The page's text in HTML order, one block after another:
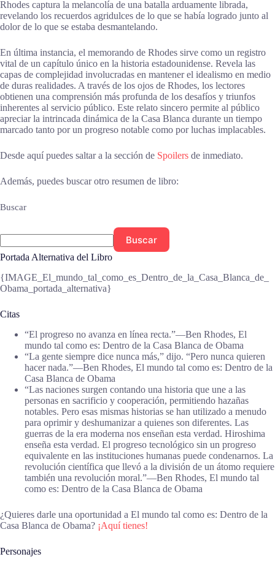
Rhodes captura la melancolía de una batalla arduamente librada,
revelando los recuerdos agridulces de lo que se había logrado junto al
dolor de lo que se estaba desmantelando.
En última instancia, el memorando de Rhodes sirve como un registro
vital de un capítulo único en la historia estadounidense. Revela las
capas de complejidad involucradas en mantener el idealismo en medio
de duras realidades. A través de los ojos de Rhodes, los lectores
obtienen una comprensión más profunda de los desafíos y triunfos
inherentes al servicio público. Este relato sincero permite al público
apreciar la intrincada dinámica de la Casa Blanca durante un tiempo
marcado tanto por un progreso notable como por luchas implacables.
Desde aquí puedes saltar a la sección de Spoilers de inmediato.
Además, puedes buscar otro resumen de libro:
Buscar
Buscar
Portada Alternativa del Libro
{IMAGE_El_mundo_tal_como_es_Dentro_de_la_Casa_Blanca_de_
Obama_portada_alternativa}
Citas
“El progreso no avanza en línea recta.”―Ben Rhodes, El
mundo tal como es: Dentro de la Casa Blanca de Obama
“La gente siempre dice nunca más,” dijo. “Pero nunca quieren
hacer nada.”―Ben Rhodes, El mundo tal como es: Dentro de la
Casa Blanca de Obama
“Las naciones surgen contando una historia que une a las
personas en sacrificio y cooperación, permitiendo hazañas
notables. Pero esas mismas historias se han utilizado a menudo
para oprimir y deshumanizar a quienes son diferentes. Las
guerras de la era moderna nos enseñan esta verdad. Hiroshima
enseña esta verdad. El progreso tecnológico sin un progreso
equivalente en las instituciones humanas puede condenarnos. La
revolución científica que llevó a la división de un átomo requiere
también una revolución moral.”―Ben Rhodes, El mundo tal
como es: Dentro de la Casa Blanca de Obama
¿Quieres darle una oportunidad a El mundo tal como es: Dentro de la
Casa Blanca de Obama? ¡Aquí tienes!
Personajes